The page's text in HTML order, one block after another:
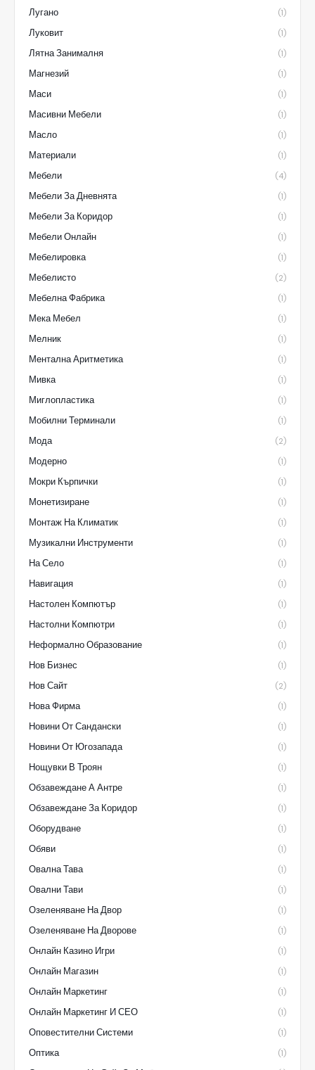
Лугано (1)
Луковит (1)
Лятна Занималня (1)
Магнезий (1)
Маси (1)
Масивни Мебели (1)
Масло (1)
Материали (1)
Мебели (4)
Мебели За Дневнята (1)
Мебели За Коридор (1)
Мебели Онлайн (1)
Мебелировка (1)
Мебелисто (2)
Мебелна Фабрика (1)
Мека Мебел (1)
Мелник (1)
Ментална Аритметика (1)
Мивка (1)
Миглопластика (1)
Мобилни Терминали (1)
Мода (2)
Модерно (1)
Мокри Кърпички (1)
Монетизиране (1)
Монтаж На Климатик (1)
Музикални Инструменти (1)
На Село (1)
Навигация (1)
Настолен Компютър (1)
Настолни Компютри (1)
Неформално Образование (1)
Нов Бизнес (1)
Нов Сайт (2)
Нова Фирма (1)
Новини От Сандански (1)
Новини От Югозапада (1)
Нощувки В Троян (1)
Обзавеждане А Антре (1)
Обзавеждане За Коридор (1)
Оборудване (1)
Обяви (1)
Овална Тава (1)
Овални Тави (1)
Озеленяване На Двор (1)
Озеленяване На Дворове (1)
Онлайн Казино Игри (1)
Онлайн Магазин (1)
Онлайн Маркетинг (1)
Онлайн Маркетинг И СЕО (1)
Оповестителни Системи (1)
Оптика (1)